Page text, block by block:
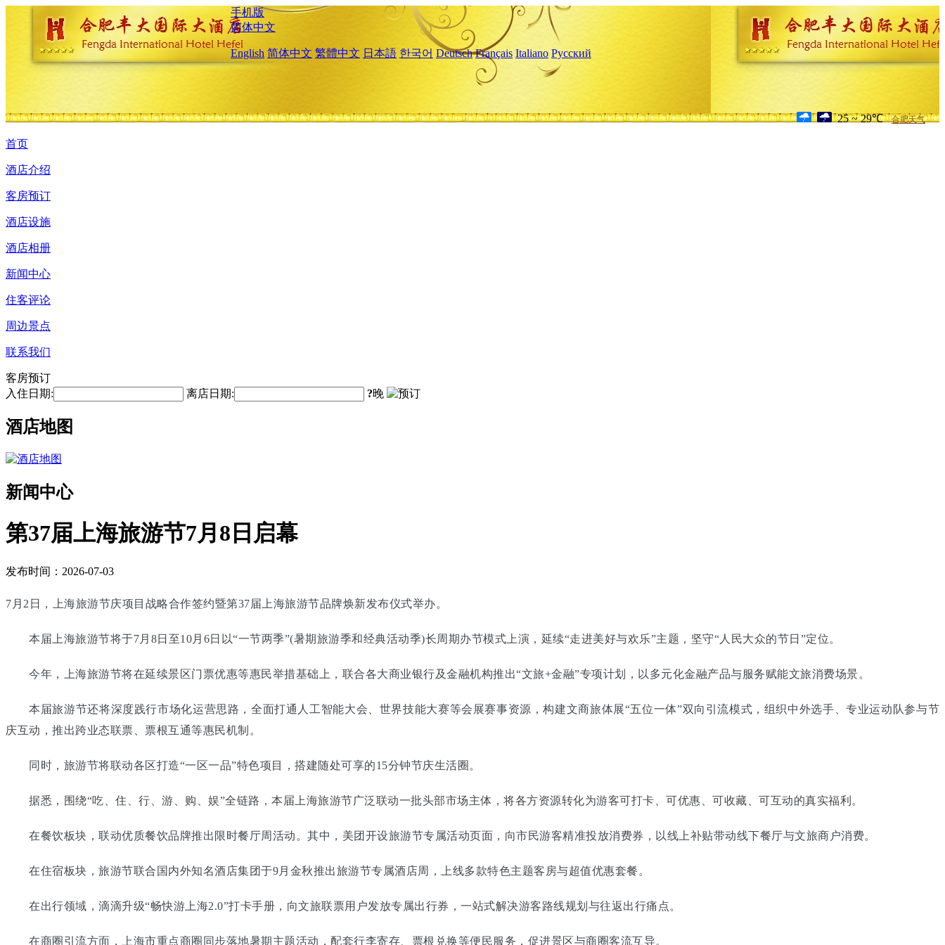
手机版
简体中文
English 简体中文 繁體中文 日本語 한국어 Deutsch Français Italiano Русский
25 ~ 29℃ 合肥天气
首页
酒店介绍
客房预订
酒店设施
酒店相册
新闻中心
住客评论
周边景点
联系我们
客房预订
入住日期:
离店日期: ?晚
酒店地图
新闻中心
第37届上海旅游节7月8日启幕
发布时间：2026-07-03
7月2日，上海旅游节庆项目战略合作签约暨第37届上海旅游节品牌焕新发布仪式举办。
本届上海旅游节将于7月8日至10月6日以“一节两季”(暑期旅游季和经典活动季)长周期办节模式上演，延续“走进美好与欢乐”主题，坚守“人民大众的节日”定位。
今年，上海旅游节将在延续景区门票优惠等惠民举措基础上，联合各大商业银行及金融机构推出“文旅+金融”专项计划，以多元化金融产品与服务赋能文旅消费场景。
本届旅游节还将深度践行市场化运营思路，全面打通人工智能大会、世界技能大赛等会展赛事资源，构建文商旅体展“五位一体”双向引流模式，组织中外选手、专业运动队参与节
庆互动，推出跨业态联票、票根互通等惠民机制。
同时，旅游节将联动各区打造“一区一品”特色项目，搭建随处可享的15分钟节庆生活圈。
据悉，围绕“吃、住、行、游、购、娱”全链路，本届上海旅游节广泛联动一批头部市场主体，将各方资源转化为游客可打卡、可优惠、可收藏、可互动的真实福利。
在餐饮板块，联动优质餐饮品牌推出限时餐厅周活动。其中，美团开设旅游节专属活动页面，向市民游客精准投放消费券，以线上补贴带动线下餐厅与文旅商户消费。
在住宿板块，旅游节联合国内外知名酒店集团于9月金秋推出旅游节专属酒店周，上线多款特色主题客房与超值优惠套餐。
在出行领域，滴滴升级“畅快游上海2.0”打卡手册，向文旅联票用户发放专属出行券，一站式解决游客路线规划与往返出行痛点。
在商圈引流方面，上海市重点商圈同步落地暑期主题活动，配套行李寄存、票根兑换等便民服务，促进景区与商圈客流互导。